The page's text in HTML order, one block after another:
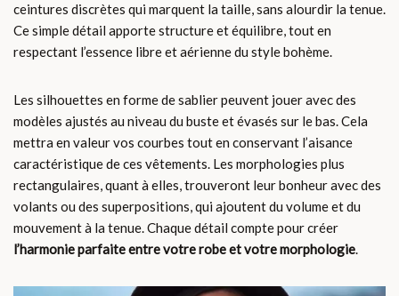
ceintures discrètes qui marquent la taille, sans alourdir la tenue.
Ce simple détail apporte structure et équilibre, tout en
respectant l’essence libre et aérienne du style bohème.
Les silhouettes en forme de sablier peuvent jouer avec des
modèles ajustés au niveau du buste et évasés sur le bas. Cela
mettra en valeur vos courbes tout en conservant l’aisance
caractéristique de ces vêtements. Les morphologies plus
rectangulaires, quant à elles, trouveront leur bonheur avec des
volants ou des superpositions, qui ajoutent du volume et du
mouvement à la tenue. Chaque détail compte pour créer
l’harmonie parfaite entre votre robe et votre morphologie.